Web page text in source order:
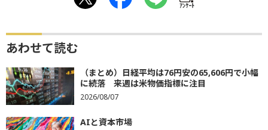
ｱﾝｹｰﾄ
あわせて読む
（まとめ）日経平均は76円安の65,606円で小幅
に続落 来週は米物価指標に注目
2026/08/07
AIと資本市場